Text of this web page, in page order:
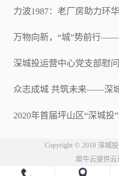
Copyright © 2018 深城投
犀牛云提供云